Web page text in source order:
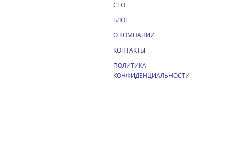
СТО
БЛОГ
О КОМПАНИИ
КОНТАКТЫ
ПОЛИТИКА
КОНФИДЕНЦИАЛЬНОСТИ